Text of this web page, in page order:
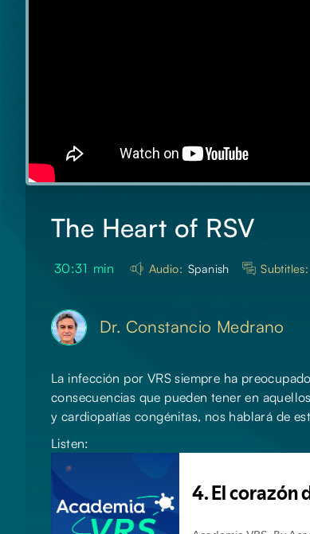
The Heart of RSV
30:31 min Audio: Spanish Subtitles:
Dr. Constancio Medrano
La infección por VRS siempre ha
consecuencias que pueden tener en
y cardiopatías congénitas, nos hablará de
Listen: